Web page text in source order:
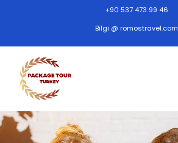
+90 537 473 99 46
Bilgi @ romostravel.com